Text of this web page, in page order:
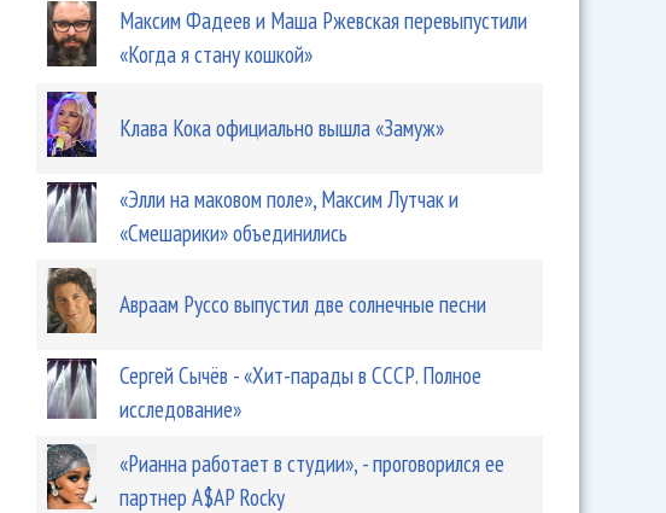
Максим Фадеев и Маша Ржевская перевыпустили
«Когда я стану кошкой»
Клава Кока официально вышла «Замуж»
«Элли на маковом поле», Максим Лутчак и
«Смешарики» объединились
Авраам Руссо выпустил две солнечные песни
Сергей Сычёв - «Хит-парады в СССР. Полное
исследование»
«Рианна работает в студии», - проговорился ее
партнер A$AP Rocky